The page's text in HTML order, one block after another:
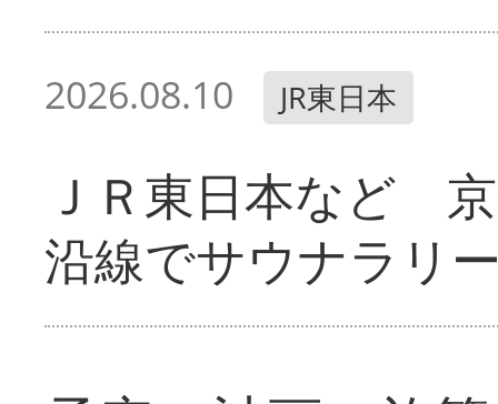
2026.08.10 JR東日本
ＪＲ東日本など
沿線でサウナラリ